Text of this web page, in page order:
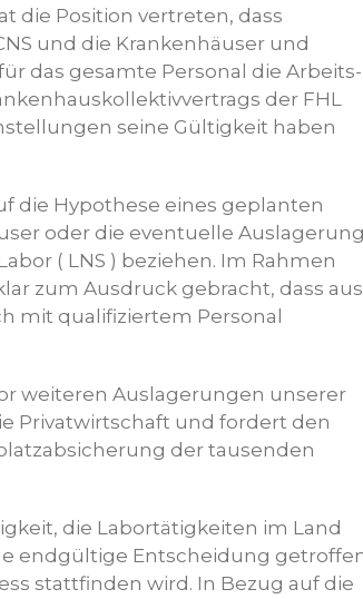
die Position vertreten, dass
und die Krankenhäuser und
das gesamte Personal die Arbeits-
der FHL
seine Gültigkeit haben
die Hypothese eines geplanten
oder die eventuelle Auslagerung
( LNS ) beziehen. Im Rahmen
zum Ausdruck gebracht, dass aus
mit qualifiziertem Personal
weiteren Auslagerungen unserer
Privatwirtschaft und fordert den
der tausenden
die Labortätigkeiten im Land
endgültige Entscheidung
stattfinden wird. In Bezug auf die